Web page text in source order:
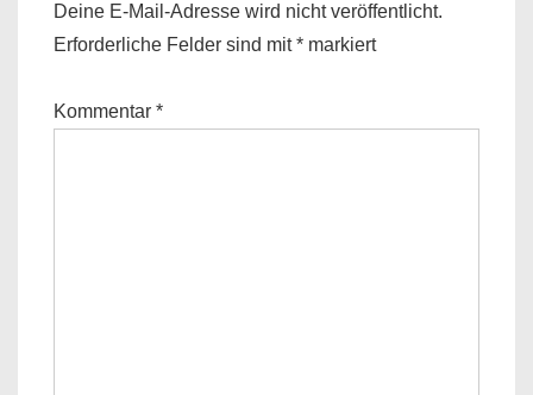
Deine E-Mail-Adresse wird nicht veröffentlicht.
Erforderliche Felder sind mit* markiert
Kommentar *